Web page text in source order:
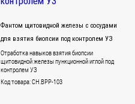
Фантом щитовидной железы с сосудами
для взятия биопсии под контролем УЗ
Отработка навыков взятия биопсии
щитовидной железы пункционной иглой под
контролем УЗ
Код товара: CH.BPP-103